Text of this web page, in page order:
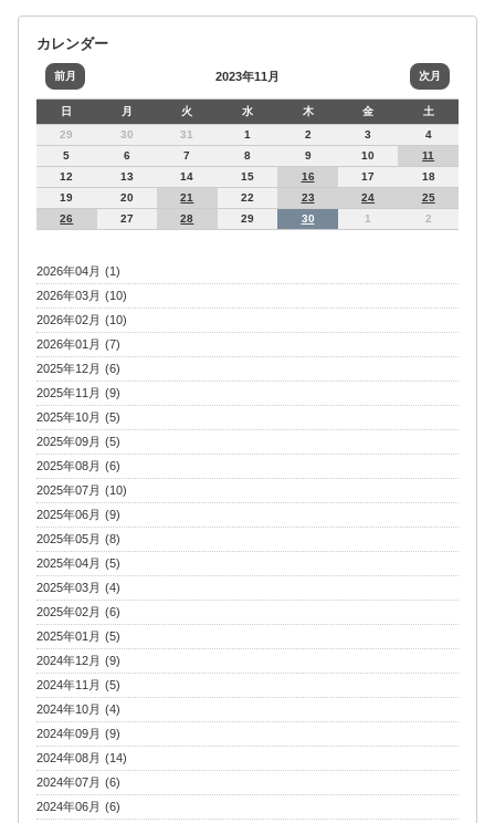
カレンダー
前月 2023年11月 次月
日 月 火 水 木 金
土
29
30 31 1 2 3
4
5
6 7 8 9 10
11
12
13 14 15 16 17
18
19
20 21 22 23 24
25
26
27 28 29 30 1 2
2026年04月 (1)
2026年03月 (10)
2026年02月 (10)
2026年01月 (7)
2025年12月 (6)
2025年11月 (9)
2025年10月 (5)
2025年09月 (5)
2025年08月 (6)
2025年07月 (10)
2025年06月 (9)
2025年05月 (8)
2025年04月 (5)
2025年03月 (4)
2025年02月 (6)
2025年01月 (5)
2024年12月 (9)
2024年11月 (5)
2024年10月 (4)
2024年09月 (9)
2024年08月 (14)
2024年07月 (6)
2024年06月 (6)